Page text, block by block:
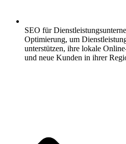
SEO für
Optimierung, um
unterstützen, ihre lokale
und neue Kunden in ihrer